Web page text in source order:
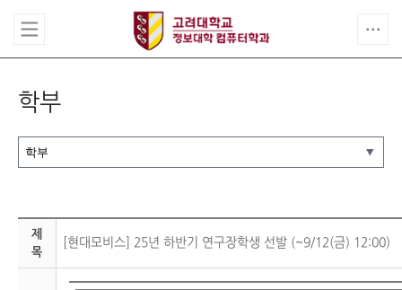
학부
제
목
[현대모비스] 25년 하반기 연구장학생 선발 (~9/12(금) 12:00)